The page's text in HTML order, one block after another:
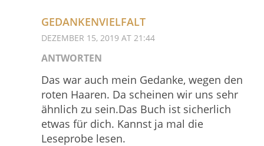
GEDANKENVIELFALT
DEZEMBER 15, 2019 AT 21:44
ANTWORTEN
Das war auch mein Gedanke, wegen den
roten Haaren. Da scheinen wir uns sehr
ähnlich zu sein.Das Buch ist sicherlich
etwas für dich. Kannst ja mal die
Leseprobe lesen.